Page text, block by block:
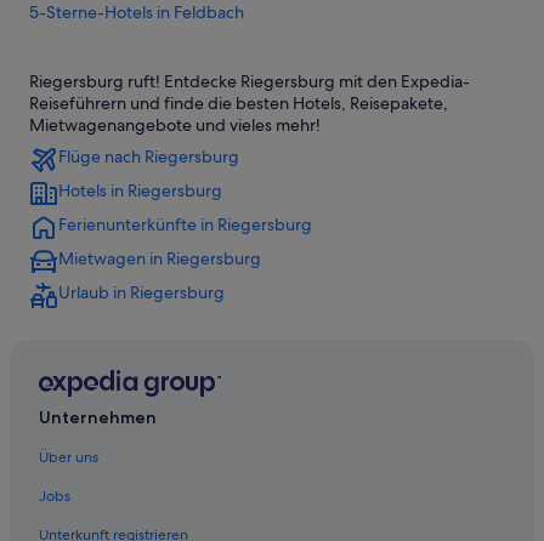
5-Sterne-Hotels in Feldbach
5-Sterne-Hotels in Riegersburg
5-Sterne-Hotels in Söchau
Hotels nahe Bahnhof Feldbach
Aparthotels in Breitenfeld an der Rittschein
Historische in Breitenfeld an der Rittschein
Breitenfeld an der Rittschein Hotels
Private Ferienhäuser in Breitenfeld an der Rittschein
B&B in Feldbach
Familien in Feldbach
Golf in Feldbach
Riegersburg ruft! Entdecke Riegersburg mit den Expedia-
Reiseführern und finde die besten Hotels, Reisepakete,
Mietwagenangebote und vieles mehr!
Flüge nach Riegersburg
Hotels in Riegersburg
Ferienunterkünfte in Riegersburg
Mietwagen in Riegersburg
Urlaub in Riegersburg
Unternehmen
Über uns
Jobs
Unterkunft registrieren